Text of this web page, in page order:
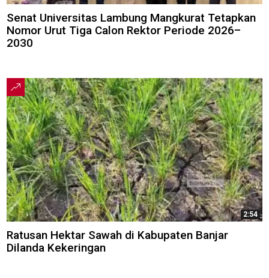
Senat Universitas Lambung Mangkurat Tetapkan
Nomor Urut Tiga Calon Rektor Periode 2026–
2030
2:54
Ratusan Hektar Sawah di Kabupaten Banjar
Dilanda Kekeringan